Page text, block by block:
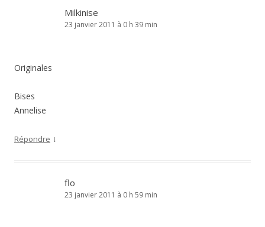
Milkinise
23 janvier 2011 à 0 h 39 min
Originales
Bises
Annelise
Répondre ↓
flo
23 janvier 2011 à 0 h 59 min